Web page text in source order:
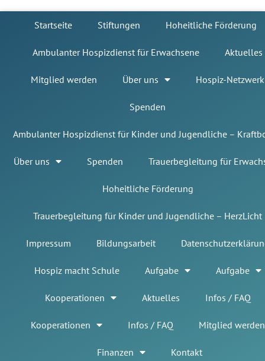
Startseite Stiftungen Hoheitliche Förderung
Ambulanter Hospizdienst für Erwachsene Aktuelles
Mitglied werden Über uns Hospiz-Netzwerk
Spenden
Ambulanter Hospizdienst für Kinder und Jugendliche –
Über uns Spenden Trauerbegleitung für
Hoheitliche Förderung
Trauerbegleitung für Kinder und Jugendliche – HerzLicht
Impressum Bildungsarbeit
Hospiz macht Schule Aufgabe Aufgabe
Kooperationen Aktuelles Infos / FAQ
Kooperationen Infos / FAQ Mitglied werden
Finanzen Kontakt